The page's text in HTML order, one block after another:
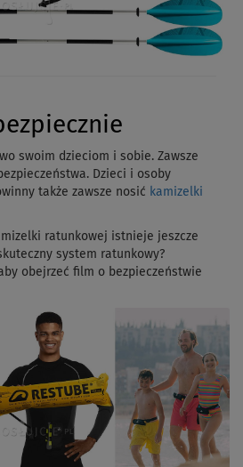
swoim dzieciom i sobie. Zawsze
Dzieci i osoby
także zawsze nosić kamizelki
ratunkowej istnieje jeszcze
system ratunkowy?
obejrzeć film o bezpieczeństwie